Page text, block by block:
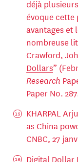
déjà
évoque cette
avantages et
nombreuse
Crawford,
Dollars”
Research
Paper No.
KHARPAL
as China
CNBC, 27
Digital Dollar